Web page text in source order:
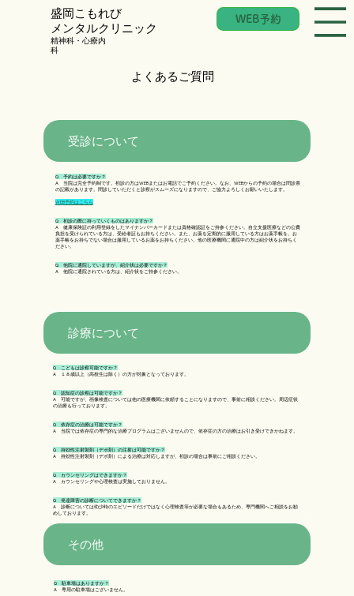
WEB予約
​盛岡こもれび
メンタルクリニック
​精神科・心療内
科
よくあるご質問
受診について
Q 予約は必要ですか？
A 当院は完全予約制です。初診の方はWEBまたはお電話でご予約ください。なお、WEBからの予約の場合は問診票
の記載があります。問診していただくと診察がスムーズになりますので、ご協力よろしくお願いいたします。
WEB予約はこちら
Q 初診の際に持っていくものはありますか？
A 健康保険証の利用登録をしたマイナンバーカードまたは資格確認証をご持参ください。自立支援医療などの公費
負担を受けられている方は、受給者証もお持ちください。また、お薬を定期的に服用している方はお薬手帳を。お
薬手帳をお持ちでない場合は服用しているお薬をお持ちください。他の医療機関に通院中の方は紹介状をお持ちく
ださい。
Q 他院に通院していますが、紹介状は必要ですか？
A 他院に通院されている方は、紹介状をご持参ください。
診療について
Q こどもは診察可能ですか？
A １８歳以上（高校生は除く）の方が対象となっております。
Q 認知症の診察は可能ですか？
A 可能ですが、画像検査については他の医療機関に依頼することになりますので、事前に相談ください。周辺症状
の治療も行っております。
Q 依存症の治療は可能ですか？
A 当院では依存症の専門的な治療プログラムはございませんので、依存症の方の治療はお引き受けできかねます。
Q 持効性注射製剤（デポ剤）の注射は可能ですか？
A 持効性注射製剤（デポ剤）による治療は対応しますが、初診の場合は事前にご相談ください。
Q カウンセリングはできますか？
A カウンセリングや心理検査は実施しておりません。
Q 発達障害の診断についてできますか？
A 診断については幼少時のエピソードだけではなく心理検査等が必要な場合もあるため、専門機関へご相談をお勧
めしております。
その他
Q 駐車場はありますか？
A 専用の駐車場はございません。